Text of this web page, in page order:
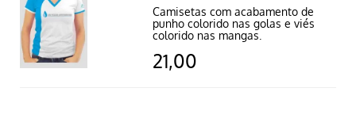
Camisetas com acabamento de
punho colorido nas golas e viés
colorido nas mangas.
21,00